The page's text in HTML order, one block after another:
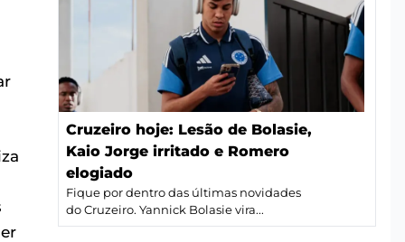
Cruzeiro hoje: Lesão de Bolasie,
Kaio Jorge irritado e Romero
elogiado
Fique por dentro das últimas novidades
do Cruzeiro. Yannick Bolasie vira...